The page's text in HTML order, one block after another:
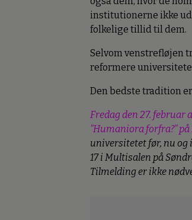
institutionerne ikke
folkelige tillid til dem.
Selvom venstrefløjen
reformere
Den bedste tradition
Fredag den 27.
”Humaniora forfra?”
universitetet før, nu og
17 i Multisalen på
Tilmelding er ikke